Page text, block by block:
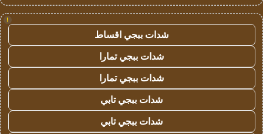
!
شدات ببجي اقساط
شدات ببجي تمارا
شدات ببجي تمارا
شدات ببجي تابي
شدات ببجي تابي